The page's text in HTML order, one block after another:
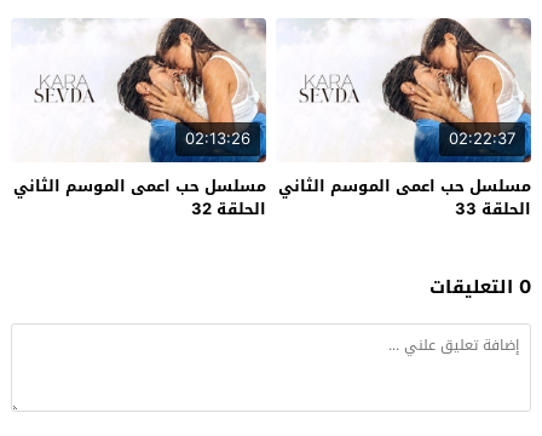
02:22:37
مسلسل حب اعمى الموسم الثاني
الحلقة 33
02:13:26
مسلسل حب اعمى الموسم الثاني
الحلقة 32
0 التعليقات